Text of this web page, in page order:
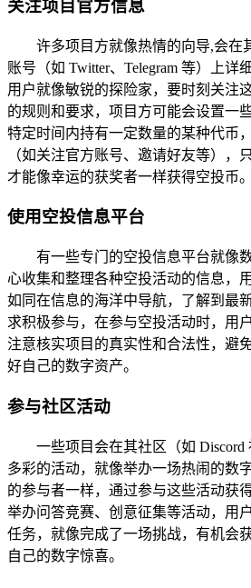
关注项目官方信息
许多项目方就像热情的向导,会在
账号（如 Twitter、Telegram 等）上详
用户就像敏锐的探险家，要时刻关注
的规则和要求，项目方可能会设置一
特定时间内持有一定数量的某种代币
（如关注官方账号、邀请好友等），
才能像幸运的获奖者一样获得空投币。
使用空投信息平台
有一些专门的空投信息平台就像
心收集和整理各种空投活动的信息，
如同在信息的海洋中导航，了解到最
求积极参与，在参与空投活动时，用
注意核实项目的真实性和合法性，避
好自己的数字资产。
参与社区活动
一些项目会在其社区（如
多彩的活动，就像举办一场热闹的数
的参与者一样，通过参与这些活动获
举办问答竞赛、创意征集等活动，用
任务，就像完成了一场挑战，有机会
自己的数字惊喜。